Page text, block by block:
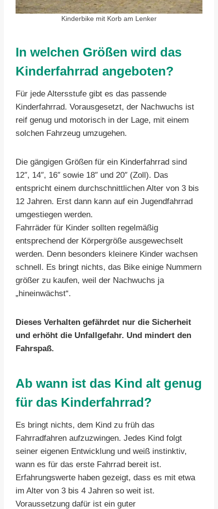
Kinderbike mit Korb am Lenker
In welchen Größen wird das
Kinderfahrrad angeboten?
Für jede Altersstufe gibt es das passende
Kinderfahrrad. Vorausgesetzt, der Nachwuchs ist
reif genug und motorisch in der Lage, mit einem
solchen Fahrzeug umzugehen.
Die gängigen Größen für ein Kinderfahrrad sind
12″, 14″, 16″ sowie 18″ und 20″ (Zoll). Das
entspricht einem durchschnittlichen Alter von 3 bis
12 Jahren. Erst dann kann auf ein Jugendfahrrad
umgestiegen werden.
Fahrräder für Kinder sollten regelmäßig
entsprechend der Körpergröße ausgewechselt
werden. Denn besonders kleinere Kinder wachsen
schnell. Es bringt nichts, das Bike einige Nummern
größer zu kaufen, weil der Nachwuchs ja
„hineinwächst“.
Dieses Verhalten gefährdet nur die Sicherheit
und erhöht die Unfallgefahr. Und mindert den
Fahrspaß.
Ab wann ist das Kind alt genug
für das Kinderfahrrad?
Es bringt nichts, dem Kind zu früh das
Fahrradfahren aufzuzwingen. Jedes Kind folgt
seiner eigenen Entwicklung und weiß instinktiv,
wann es für das erste Fahrrad bereit ist.
Erfahrungswerte haben gezeigt, dass es mit etwa
im Alter von 3 bis 4 Jahren so weit ist.
Voraussetzung dafür ist ein guter